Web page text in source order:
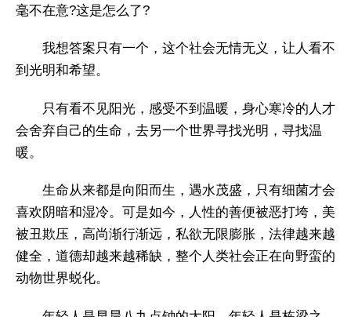
毫不在意?这是怎么了?
我想答案只有一个，这个社会无情无义，让人看不
到光明和希望。
只有看不见阳光，感受不到温暖，身心寒冷的人才
会舍弃自己的生命，去另一个世界寻找光明，寻找温
暖。
生命从来都是向阳而生，遇水茂盛，只有细菌才会
喜欢阴暗和湿冷。可是如今，人性的善便被恶打垮，美
被丑欺压，高尚渐行渐远，私欲无限膨胀，法律越来越
健全，道德却越来越稀缺，整个人类社会正在向野蛮的
动物世界蜕化。